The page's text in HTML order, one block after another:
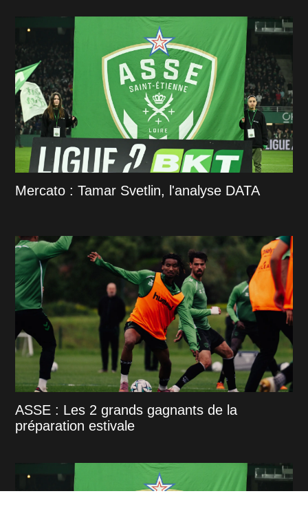
Mercato : Tamar Svetlin, l'analyse DATA
ASSE : Les 2 grands gagnants de la
préparation estivale